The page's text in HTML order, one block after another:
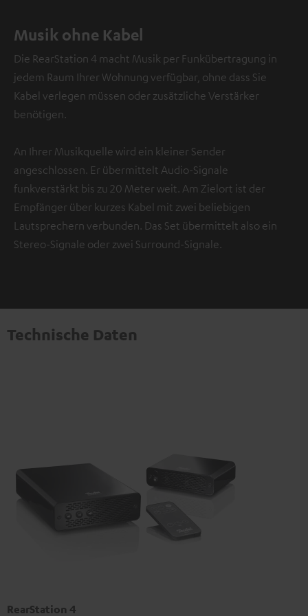
Musik ohne Kabel
Die RearStation 4 macht Musik per Funkübertragung in
jedem Raum Ihrer Wohnung verfügbar, ohne dass Sie
Kabel verlegen müssen oder zusätzliche Verstärker
benötigen.
An Ihrer Musikquelle wird ein kleiner Sender
angeschlossen. Er übermittelt Audio-Signale
funkverstärkt bis zu 20 Meter weit. Am Zielort ist der
Empfänger über kurzes Kabel mit zwei beliebigen
Lautsprechern verbunden. Das Set übermittelt also ein
Stereo-Signale oder zwei Surround-Signale.
Technische Daten
RearStation 4